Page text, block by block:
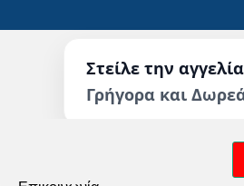
Στείλε την
Γρήγορα και